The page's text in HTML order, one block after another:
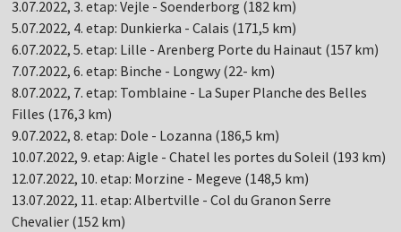
3.07.2022, 3. etap: Vejle - Soenderborg (182 km)
5.07.2022, 4. etap: Dunkierka - Calais (171,5 km)
6.07.2022, 5. etap: Lille - Arenberg Porte du Hainaut (157 km)
7.07.2022, 6. etap: Binche - Longwy (22- km)
8.07.2022, 7. etap: Tomblaine - La Super Planche des Belles
Filles (176,3 km)
9.07.2022, 8. etap: Dole - Lozanna (186,5 km)
10.07.2022, 9. etap: Aigle - Chatel les portes du Soleil (193 km)
12.07.2022, 10. etap: Morzine - Megeve (148,5 km)
13.07.2022, 11. etap: Albertville - Col du Granon Serre
Chevalier (152 km)